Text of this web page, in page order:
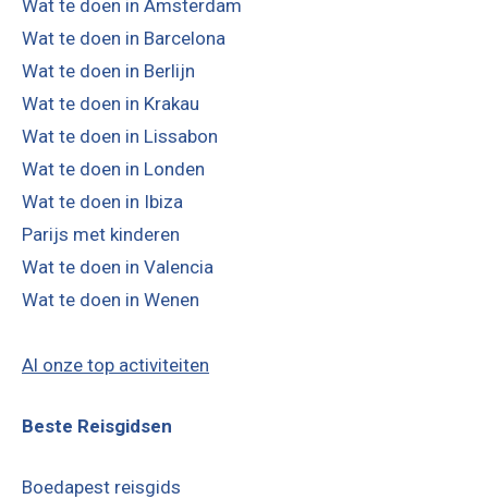
Wat te doen in Amsterdam
Wat te doen in Barcelona
Wat te doen in Berlijn
Wat te doen in Krakau
Wat te doen in Lissabon
Wat te doen in Londen
Wat te doen in Ibiza
Parijs met kinderen
Wat te doen in Valencia
Wat te doen in Wenen
Al onze top activiteiten
Beste Reisgidsen
Boedapest reisgids